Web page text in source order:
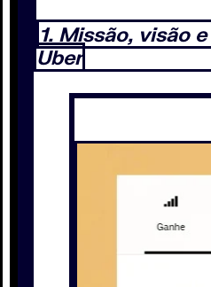
1. Missão, visão
Uber